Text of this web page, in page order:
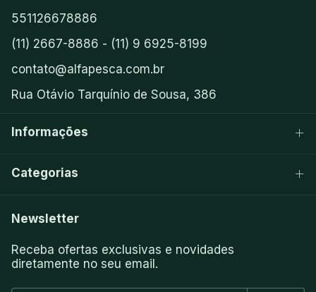
551126678886
(11) 2667-8886 - (11) 9 6925-8199
contato@alfapesca.com.br
Rua Otávio Tarquínio de Sousa, 386
Informações
Categorias
Newsletter
Receba ofertas exclusivas e novidades
diretamente no seu email.